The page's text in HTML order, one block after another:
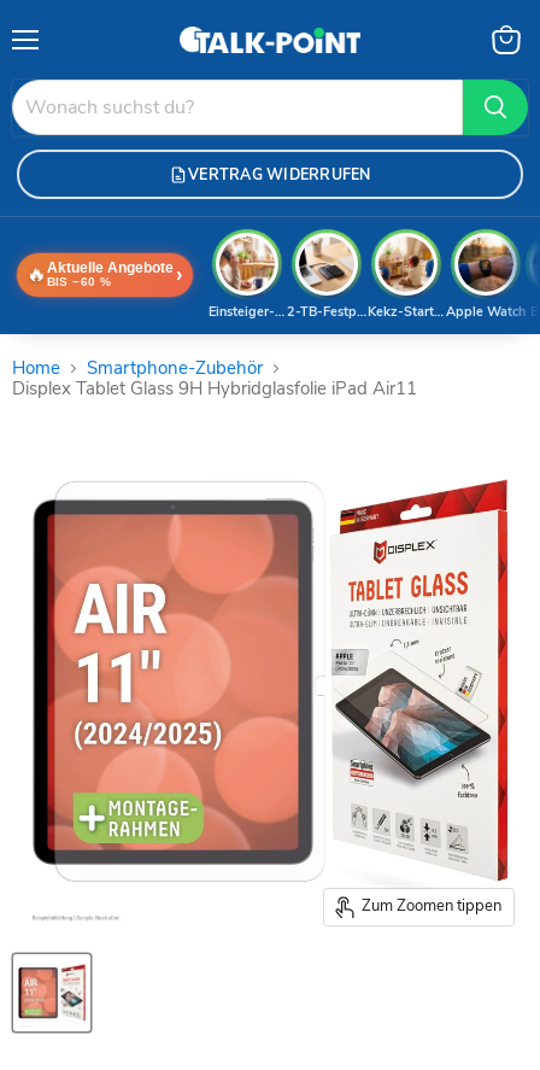
VERTRAG WIDERRUFEN
🔥 Aktuelle Angebote
BIS −60 % ›
Apple Watch
Kekz-Starterset
2-TB-Festplatte
Einsteiger-Handy
Home
Smartphone-Zubehör
Displex Tablet Glass 9H Hybridglasfolie iPad Air11
Zum Zoomen tippen